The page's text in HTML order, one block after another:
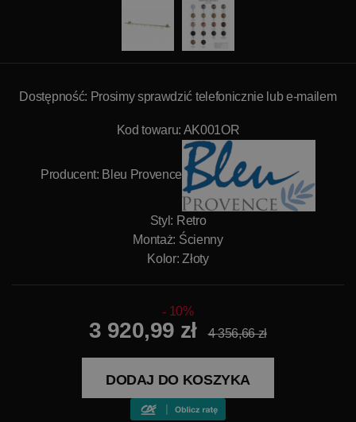
Dostępność: Prosimy sprawdzić telefonicznie lub e-mailem
Kod towaru: AK001OR
Producent: Bleu Provence
Styl: Retro
Montaż: Ścienny
Kolor: Złoty
10%
3 920,99 zł 4 356,66 zł
DODAJ DO KOSZYKA